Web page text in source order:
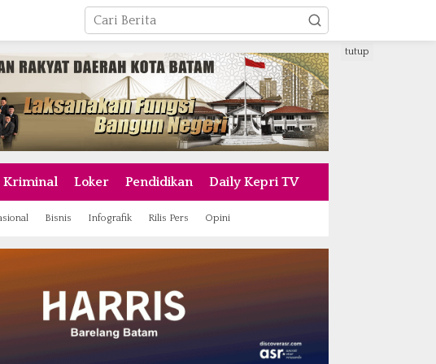
Kriminal Loker Pendidikan Daily Kepri TV
Bisnis Infografik Rilis Pers Opini
tutup